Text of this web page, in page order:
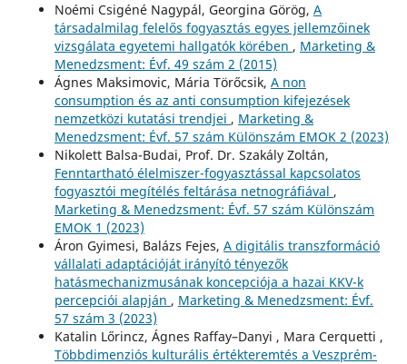
Noémi Csigéné Nagypál, Georgina Görög, A
társadalmilag felelős fogyasztás egyes jellemzőinek
vizsgálata egyetemi hallgatók körében , Marketing &
Menedzsment: Évf. 49 szám 2 (2015)
Ágnes Maksimovic, Mária Törőcsik, A non
consumption és az anti consumption kifejezések
nemzetközi kutatási trendjei , Marketing &
Menedzsment: Évf. 57 szám Különszám EMOK 2 (2023)
Nikolett Balsa-Budai, Prof. Dr. Szakály Zoltán,
Fenntartható élelmiszer-fogyasztással kapcsolatos
fogyasztói megítélés feltárása netnográfiával ,
Marketing & Menedzsment: Évf. 57 szám Különszám
EMOK 1 (2023)
Áron Gyimesi, Balázs Fejes, A digitális transzformáció
vállalati adaptációját irányító tényezők
hatásmechanizmusának koncepciója a hazai KKV-k
percepciói alapján , Marketing & Menedzsment: Évf.
57 szám 3 (2023)
Katalin Lőrincz, Ágnes Raffay–Danyi , Mara Cerquetti ,
Többdimenziós kulturális értékteremtés a Veszprém-